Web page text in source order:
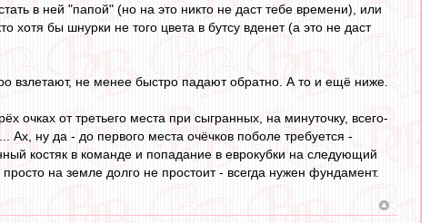
в ней "папой" (но на это никто не даст тебе времени), или
хотя бы шнурки не того цвета в бутсу вденет (а это не даст
взлетают, не менее быстро падают обратно. А то и ещё ниже.
очках от третьего места при сыгранных, на минуточку, всего-
ну да - до первого места очёчков поболе требуется -
костяк в команде и попадание в еврокубки на следующий
на земле долго не простоит - всегда нужен фундамент.